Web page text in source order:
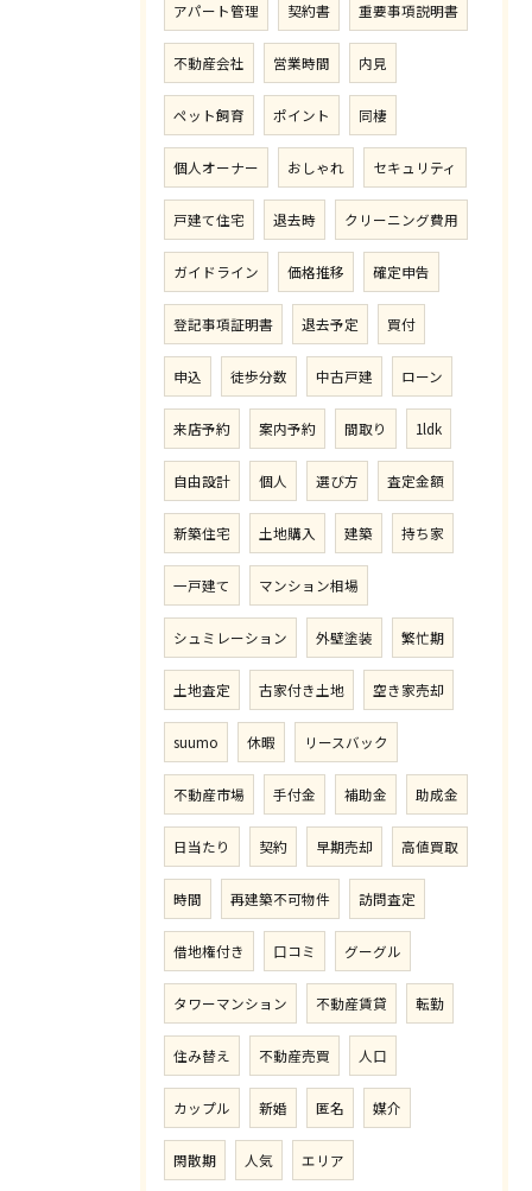
アパート管理 契約書 重要事項説明書
不動産会社 営業時間 内見
ペット飼育 ポイント 同棲
個人オーナー おしゃれ セキュリティ
戸建て住宅 退去時 クリーニング費用
ガイドライン 価格推移 確定申告
登記事項証明書 退去予定 買付
申込 徒歩分数 中古戸建 ローン
来店予約 案内予約 間取り 1ldk
自由設計 個人 選び方 査定金額
新築住宅 土地購入 建築 持ち家
一戸建て マンション相場
シュミレーション 外壁塗装 繁忙期
土地査定 古家付き土地 空き家売却
suumo 休暇 リースバック
不動産市場 手付金 補助金 助成金
日当たり 契約 早期売却 高値買取
時間 再建築不可物件 訪問査定
借地権付き 口コミ グーグル
タワーマンション 不動産賃貸 転勤
住み替え 不動産売買 人口
カップル 新婚 匿名 媒介
閑散期 人気 エリア